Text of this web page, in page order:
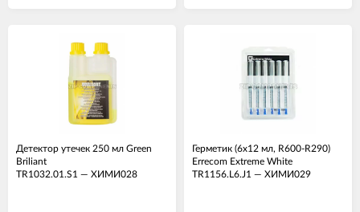
Детектор утечек 250 мл Green
Briliant
TR1032.01.S1 — ХИМИ028
Герметик (6x12 мл, R600-R290)
Errecom Extreme White
TR1156.L6.J1 — ХИМИ029